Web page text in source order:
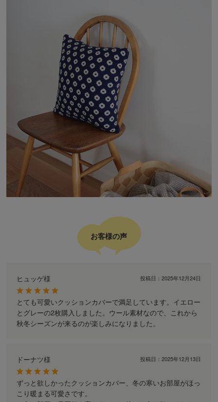
お客様の声
ヒュッゲ様 投稿日：2025年12月24日
とても可愛いクッションカバーで満足しています。イエロー
とグレーの2枚購入しました。ウール素材なので、これから
秋冬シーズンが来るのが楽しみになりました。
ドーナツ様 投稿日：2025年12月13日
ずっと欲しかったクッションカバー、冬の寒いお部屋がほっ
こり暖まる可愛さです。